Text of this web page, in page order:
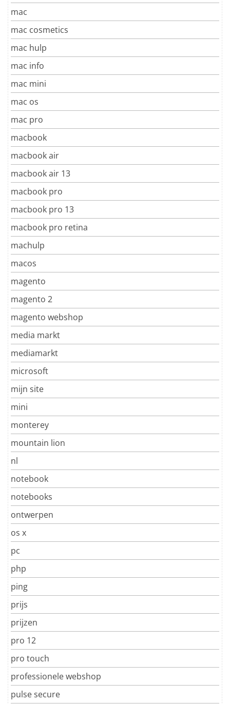
mac
mac cosmetics
mac hulp
mac info
mac mini
mac os
mac pro
macbook
macbook air
macbook air 13
macbook pro
macbook pro 13
macbook pro retina
machulp
macos
magento
magento 2
magento webshop
media markt
mediamarkt
microsoft
mijn site
mini
monterey
mountain lion
nl
notebook
notebooks
ontwerpen
os x
pc
php
ping
prijs
prijzen
pro 12
pro touch
professionele webshop
pulse secure